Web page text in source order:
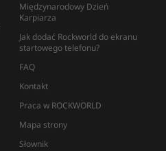
Międzynarodowy Dzień
Karpiarza
Jak dodać Rockworld do ekranu
startowego telefonu?
FAQ
Kontakt
Praca w ROCKWORLD
Mapa strony
Słownik